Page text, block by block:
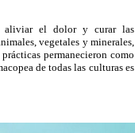
aliviar el dolor y curar las
vegetales y minerales,
permanecieron como
de todas las culturas es